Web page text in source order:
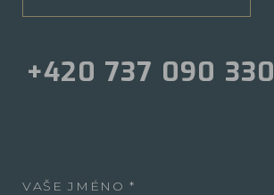
+420 737 090 330
VAŠE JMÉNO